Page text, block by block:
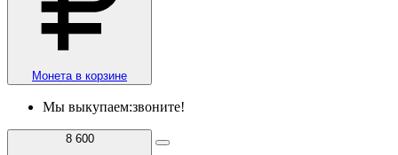
Монета в корзине
Мы выкупаем:звоните!
8 600